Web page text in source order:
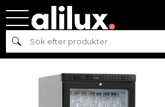
Sök
Hem
SCU1375-I – TEFCOLD